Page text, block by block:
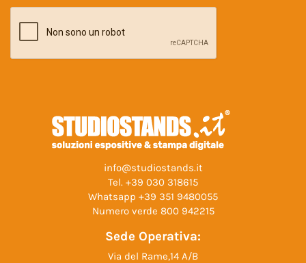
info@studiostands.it
Tel. +39 030 318615
Whatsapp +39 351 9480055
Numero verde 800 942215
Sede Operativa:
Via del Rame,14 A/B